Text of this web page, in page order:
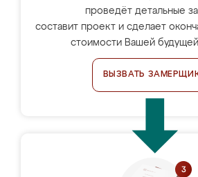
проведёт детальные
составит проект и сделает
стоимости Вашей
ВЫЗВАТЬ